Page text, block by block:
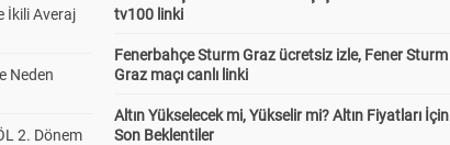
İkili Averaj
Neden
2. Dönem
tv100 linki
Fenerbahçe Sturm Graz ücretsiz izle, Fener Sturm
Graz maçı canlı linki
Altın Yükselecek mi, Yükselir mi? Altın Fiyatları İçin
Son Beklentiler